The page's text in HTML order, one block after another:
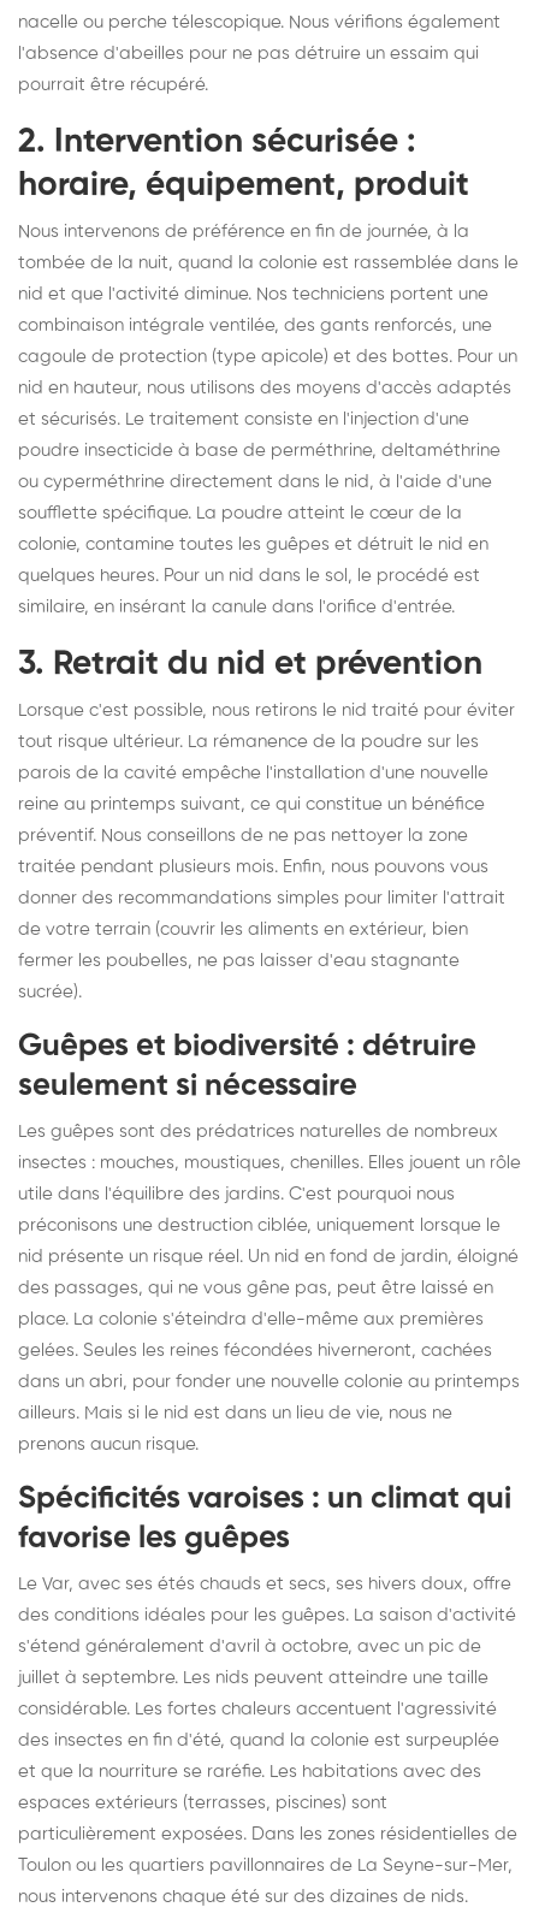
nacelle ou perche télescopique. Nous vérifions également
l'absence d'abeilles pour ne pas détruire un essaim qui
pourrait être récupéré.
2. Intervention sécurisée :
horaire, équipement, produit
Nous intervenons de préférence en fin de journée, à la
tombée de la nuit, quand la colonie est rassemblée dans le
nid et que l'activité diminue. Nos techniciens portent une
combinaison intégrale ventilée, des gants renforcés, une
cagoule de protection (type apicole) et des bottes. Pour un
nid en hauteur, nous utilisons des moyens d'accès adaptés
et sécurisés. Le traitement consiste en l'injection d'une
poudre insecticide à base de perméthrine, deltaméthrine
ou cyperméthrine directement dans le nid, à l'aide d'une
soufflette spécifique. La poudre atteint le cœur de la
colonie, contamine toutes les guêpes et détruit le nid en
quelques heures. Pour un nid dans le sol, le procédé est
similaire, en insérant la canule dans l'orifice d'entrée.
3. Retrait du nid et prévention
Lorsque c'est possible, nous retirons le nid traité pour éviter
tout risque ultérieur. La rémanence de la poudre sur les
parois de la cavité empêche l'installation d'une nouvelle
reine au printemps suivant, ce qui constitue un bénéfice
préventif. Nous conseillons de ne pas nettoyer la zone
traitée pendant plusieurs mois. Enfin, nous pouvons vous
donner des recommandations simples pour limiter l'attrait
de votre terrain (couvrir les aliments en extérieur, bien
fermer les poubelles, ne pas laisser d'eau stagnante
sucrée).
Guêpes et biodiversité : détruire
seulement si nécessaire
Les guêpes sont des prédatrices naturelles de nombreux
insectes : mouches, moustiques, chenilles. Elles jouent un rôle
utile dans l'équilibre des jardins. C'est pourquoi nous
préconisons une destruction ciblée, uniquement lorsque le
nid présente un risque réel. Un nid en fond de jardin, éloigné
des passages, qui ne vous gêne pas, peut être laissé en
place. La colonie s'éteindra d'elle-même aux premières
gelées. Seules les reines fécondées hiverneront, cachées
dans un abri, pour fonder une nouvelle colonie au printemps
ailleurs. Mais si le nid est dans un lieu de vie, nous ne
prenons aucun risque.
Spécificités varoises : un climat qui
favorise les guêpes
Le Var, avec ses étés chauds et secs, ses hivers doux, offre
des conditions idéales pour les guêpes. La saison d'activité
s'étend généralement d'avril à octobre, avec un pic de
juillet à septembre. Les nids peuvent atteindre une taille
considérable. Les fortes chaleurs accentuent l'agressivité
des insectes en fin d'été, quand la colonie est surpeuplée
et que la nourriture se raréfie. Les habitations avec des
espaces extérieurs (terrasses, piscines) sont
particulièrement exposées. Dans les zones résidentielles de
Toulon ou les quartiers pavillonnaires de La Seyne-sur-Mer,
nous intervenons chaque été sur des dizaines de nids.